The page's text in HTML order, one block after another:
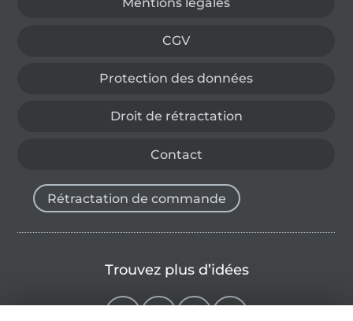
CGV
Protection des données
Droit de rétractation
Contact
Rétractation de commande
Trouvez plus d’idées